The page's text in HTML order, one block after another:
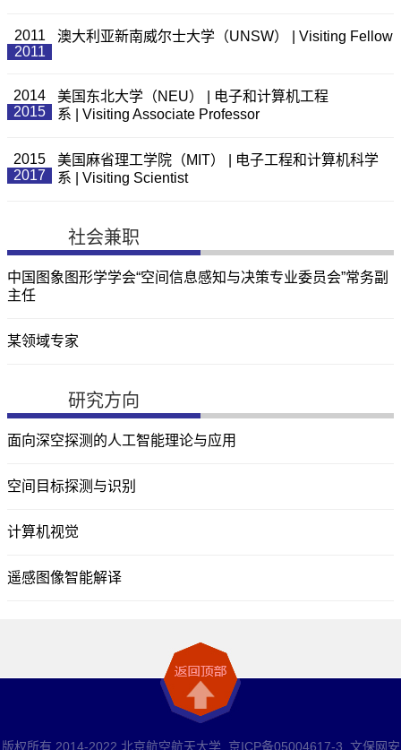
2011
2011
澳大利亚新南威尔士大学（UNSW） | Visiting Fellow
2014
2015
美国东北大学（NEU） | 电子和计算机工程
系 | Visiting Associate Professor
2015
2017
美国麻省理工学院（MIT） | 电子工程和计算机科学
系 | Visiting Scientist
社会兼职
中国图象图形学学会“空间信息感知与决策专业委员会”常务副
主任
某领域专家
研究方向
面向深空探测的人工智能理论与应用
空间目标探测与识别
计算机视觉
遥感图像智能解译
版权所有 2014-2022 北京航空航天大学 京ICP备05004617-3 文保网安